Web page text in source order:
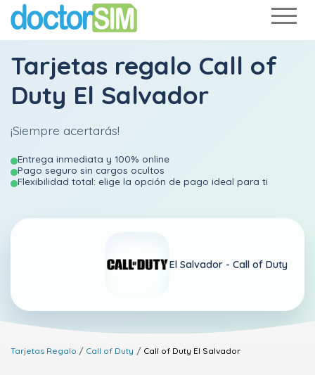
Tarjetas regalo Call of
Duty El Salvador
¡Siempre acertarás!
Entrega inmediata y 100% online
Pago seguro sin cargos ocultos
Flexibilidad total: elige la opción de pago ideal para ti
El Salvador - Call of Duty
Tarjetas Regalo Call of Duty Call of Duty El Salvador